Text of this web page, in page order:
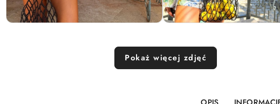
Pokaż więcej zdjęć